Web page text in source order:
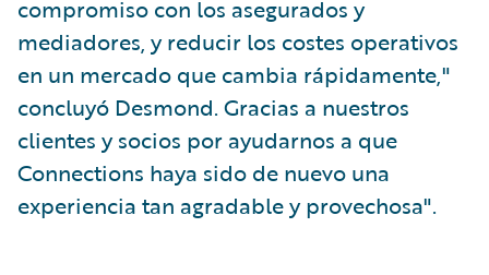
compromiso con los asegurados y
mediadores, y reducir los costes operativos
en un mercado que cambia rápidamente,"
concluyó Desmond. Gracias a nuestros
clientes y socios por ayudarnos a que
Connections haya sido de nuevo una
experiencia tan agradable y provechosa".